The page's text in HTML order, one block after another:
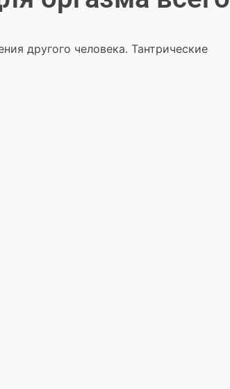
другого человека. Тантрические